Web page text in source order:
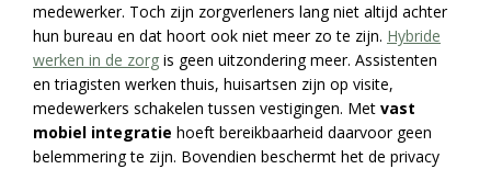
medewerker. Toch zijn zorgverleners lang niet altijd achter
hun bureau en dat hoort ook niet meer zo te zijn. Hybride
werken in de zorg is geen uitzondering meer. Assistenten
en triagisten werken thuis, huisartsen zijn op visite,
medewerkers schakelen tussen vestigingen. Met vast
mobiel integratie hoeft bereikbaarheid daarvoor geen
belemmering te zijn. Bovendien beschermt het de privacy